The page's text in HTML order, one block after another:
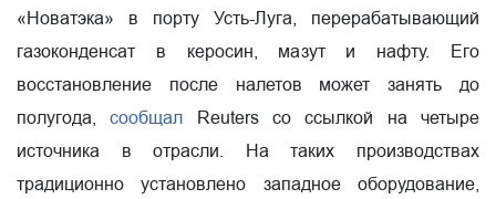
«Новатэка» в порту Усть-Луга, перерабатывающий
газоконденсат в керосин, мазут и нафту. Его
восстановление после налетов может занять до
полугода,сообщал Reuters со ссылкой на четыре
источника в отрасли. На таких производствах
традиционно установлено западное оборудование,